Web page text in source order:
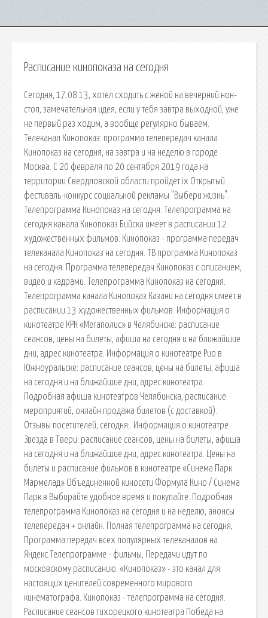
Расписание кинопоказа на сегодня
Сегодня, 17.08.13, хотел сходить с женой на вечерний нон-
стоп, замечательная идея, если у тебя завтра выходной, уже
не первый раз ходим, а вообще регулярно бываем.
Телеканал Кинопоказ: программа телепередач канала
Кинопоказ на сегодня, на завтра и на неделю в городе
Москва. С 20 февраля по 20 сентября 2019 года на
территории Свердловской области пройдет ix Открытый
фестиваль-конкурс социальной рекламы "Выбери жизнь".
Телепрограмма Кинопоказ на сегодня. Телепрограмма на
сегодня канала Кинопоказ Бийска имеет в расписании 12
художественных фильмов. Кинопоказ - программа передач
телеканала Кинопоказ на сегодня. ТВ программа Кинопоказ
на сегодня. Программа телепередач Кинопоказ с описанием,
видео и кадрами. Телепрограмма Кинопоказ на сегодня.
Телепрограмма канала Кинопоказ Казани на сегодня имеет в
расписании 13 художественных фильмов. Информация о
кинотеатре КРК «Мегаполис» в Челябинске: расписание
сеансов, цены на билеты, афиша на сегодня и на ближайшие
дни, адрес кинотеатра. Информация о кинотеатре Рио в
Южноуральске: расписание сеансов, цены на билеты, афиша
на сегодня и на ближайшие дни, адрес кинотеатра.
Подробная афиша кинотеатров Челябинска, расписание
мероприятий, онлайн продажа билетов (с доставкой).
Отзывы посетителей, сегодня;. Информация о кинотеатре
Звезда в Твери: расписание сеансов, цены на билеты, афиша
на сегодня и на ближайшие дни, адрес кинотеатра. Цены на
билеты и расписание фильмов в кинотеатре «Синема Парк
Мармелад» Объединенной киносети Формула Кино / Синема
Парк в Выбирайте удобное время и покупайте. Подробная
телепрограмма Кинопоказ на сегодня и на неделю, анонсы
телепередач + онлайн. Полная телепрограмма на сегодня,
Программа передач всех популярных телеканалов на
Яндекс.Телепрограмме - фильмы, Передачи идут по
московскому расписанию. «Кинопоказ» - это канал для
настоящих ценителей современного мирового
кинематографа. Кинопоказ - телепрограмма на сегодня.
Расписание сеансов тихорецкого кинотеатра Победа на